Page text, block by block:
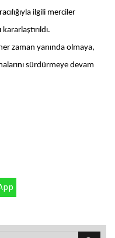
ilgili merciler
zaman yanında olmaya,
sürdürmeye devam